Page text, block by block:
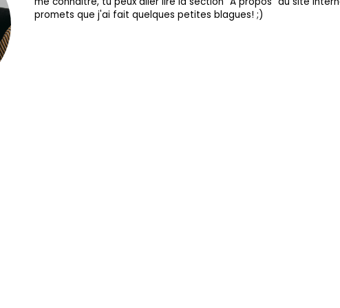
promets que j'ai fait quelques petites blagues! ;)